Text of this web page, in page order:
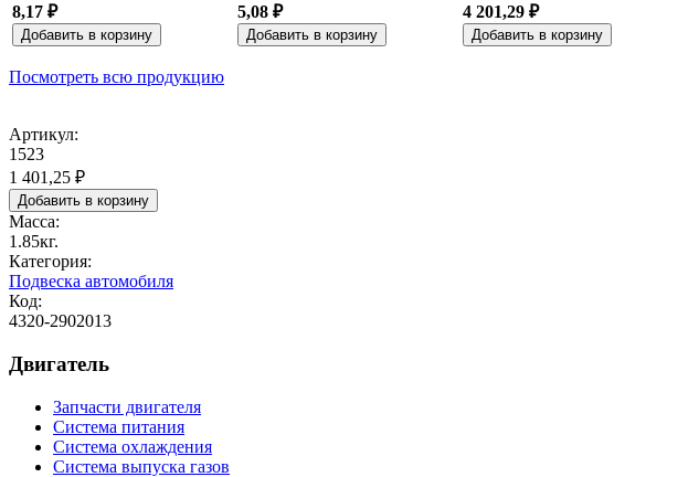
8,17 ₽
5,08 ₽
4 201,29 ₽
Посмотреть всю продукцию
Артикул:
1523
1 401,25 ₽
Масса:
1.85кг.
Категория:
Подвеска автомобиля
Код:
4320-2902013
Двигатель
Запчасти двигателя
Система питания
Система охлаждения
Система выпуска газов